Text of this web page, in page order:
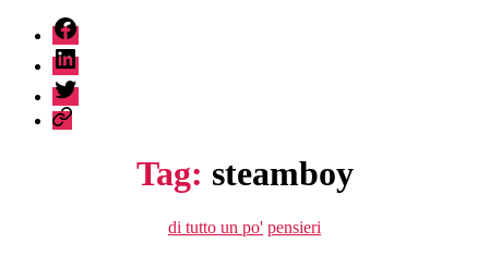
fb
linkedin
twitter
sessionize
Tag: steamboy
Categorie
di tutto un po' pensieri